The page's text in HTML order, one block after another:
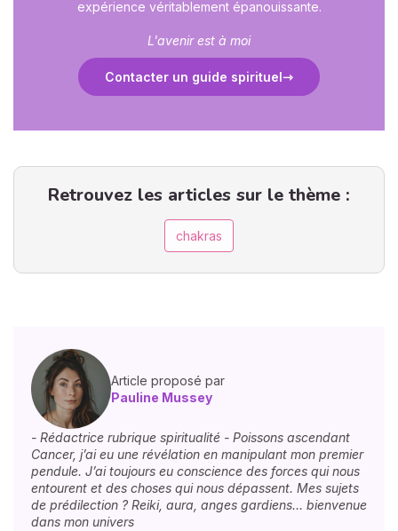
expérience véritablement épanouissante.
L'avenir est à moi
Contacter un guide spirituel
Retrouvez les articles sur le thème :
chakras
Article proposé par
Pauline Mussey
- Rédactrice rubrique spiritualité - Poissons ascendant
Cancer, j’ai eu une révélation en manipulant mon premier
pendule. J’ai toujours eu conscience des forces qui nous
entourent et des choses qui nous dépassent. Mes sujets
de prédilection ? Reiki, aura, anges gardiens… bienvenue
dans mon univers